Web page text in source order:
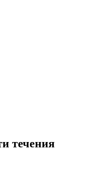
течения